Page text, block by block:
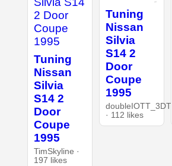
Tuning
Nissan
Silvia
S14 2
Door
Coupe
1995
TimSkyline ·
197 likes
Tuning
Nissan
Silvia
S14 2
Door
Coupe
1995
doubleIOTT_3DT
· 112 likes